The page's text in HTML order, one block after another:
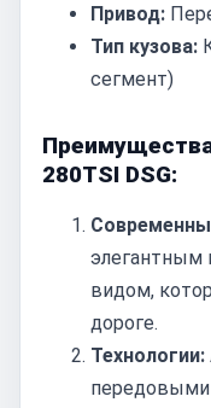
Привод:
Тип кузова:
сегмент)
280TSI DSG:
видом,
дороге.
Технологии:
передовыми